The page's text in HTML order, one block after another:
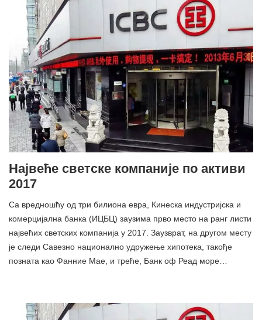
Највеће светске компаније по активи
2017
Са вредношћу од три билиона евра, Кинеска индустријска и
комерцијална банка (ИЦБЦ) заузима прво место на ранг листи
највећих светских компанија у 2017. Заузврат, на другом месту
је следи Савезно национално удружење хипотека, такође
позната као Фанние Мае, и треће, Банк оф Реад море…